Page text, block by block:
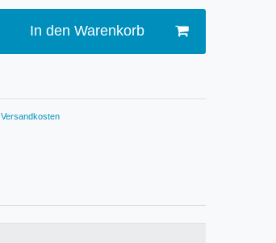
In den Warenkorb
Versandkosten